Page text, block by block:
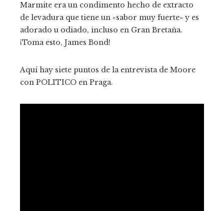
Marmite era un condimento hecho de extracto
de levadura que tiene un «sabor muy fuerte» y es
adorado u odiado, incluso en Gran Bretaña.
¡Toma esto, James Bond!
Aquí hay siete puntos de la entrevista de Moore
con POLITICO en Praga.